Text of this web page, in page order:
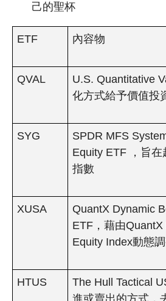
己的聖杯
ETF 內容物
QVAL
U.S. Quantitative
化方式給予價值投
SYG
SPDR MFS
Equity ETF ，旨
指數
XUSA
QuantX Dynamic
ETF，藉由
Equity Index動態
HTUS
The Hull Tactical